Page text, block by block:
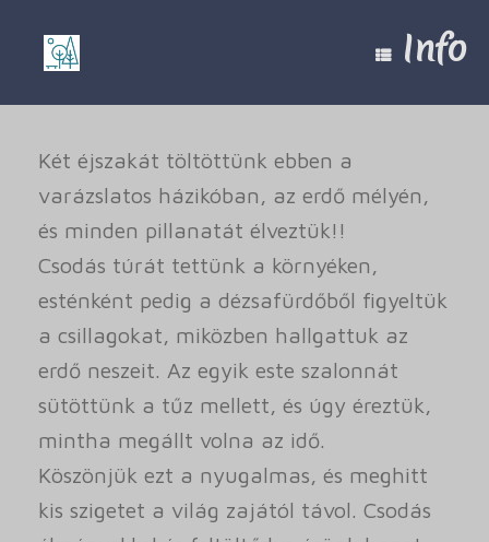
Info
Két éjszakát töltöttünk ebben a
varázslatos házikóban, az erdő mélyén,
és minden pillanatát élveztük!!
Csodás túrát tettünk a környéken,
esténként pedig a dézsafürdőből figyeltük
a csillagokat, miközben hallgattuk az
erdő neszeit. Az egyik este szalonnát
sütöttünk a tűz mellett, és úgy éreztük,
mintha megállt volna az idő.
Köszönjük ezt a nyugalmas, és meghitt
kis szigetet a világ zajától távol. Csodás